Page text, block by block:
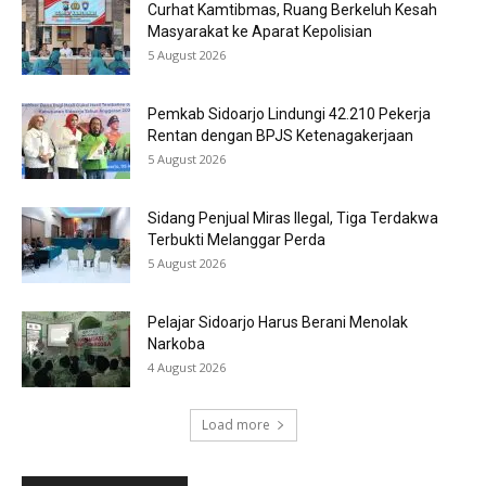
Curhat Kamtibmas, Ruang Berkeluh Kesah
Masyarakat ke Aparat Kepolisian
5 August 2026
Pemkab Sidoarjo Lindungi 42.210 Pekerja
Rentan dengan BPJS Ketenagakerjaan
5 August 2026
Sidang Penjual Miras Ilegal, Tiga Terdakwa
Terbukti Melanggar Perda
5 August 2026
Pelajar Sidoarjo Harus Berani Menolak
Narkoba
4 August 2026
Load more